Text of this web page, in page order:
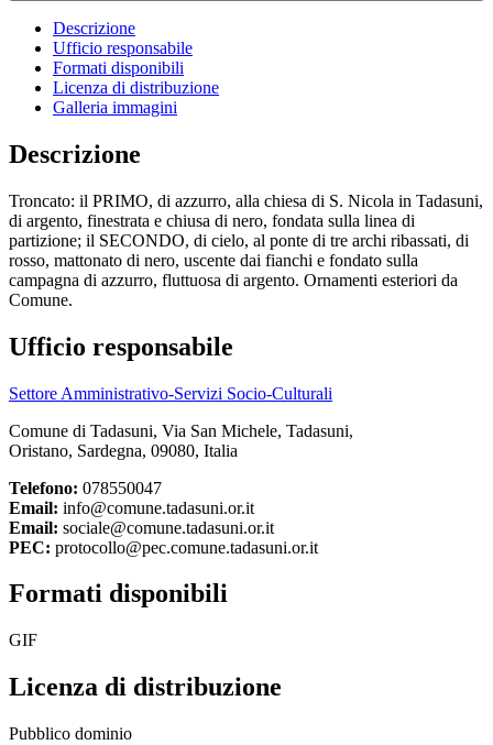
Descrizione
Ufficio responsabile
Formati disponibili
Licenza di distribuzione
Galleria immagini
Descrizione
Troncato: il PRIMO, di azzurro, alla chiesa di S. Nicola in Tadasuni,
di argento, finestrata e chiusa di nero, fondata sulla linea di
partizione; il SECONDO, di cielo, al ponte di tre archi ribassati, di
rosso, mattonato di nero, uscente dai fianchi e fondato sulla
campagna di azzurro, fluttuosa di argento. Ornamenti esteriori da
Comune.
Ufficio responsabile
Settore Amministrativo-Servizi Socio-Culturali
Comune di Tadasuni, Via San Michele, Tadasuni,
Oristano, Sardegna, 09080, Italia
Telefono: 078550047
Email: info@comune.tadasuni.or.it
Email: sociale@comune.tadasuni.or.it
PEC: protocollo@pec.comune.tadasuni.or.it
Formati disponibili
GIF
Licenza di distribuzione
Pubblico dominio